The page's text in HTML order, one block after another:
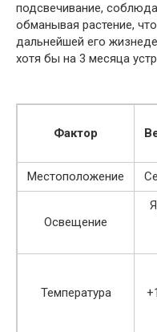
подсвечивание,
обманывая растение,
дальнейшей его
хотя бы на 3 месяца
Фактор
Местоположение
Освещение
Температура